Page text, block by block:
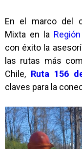
En el marco del
Mixta en la
con éxito la
las rutas más
Chile, Ruta 156
claves para la